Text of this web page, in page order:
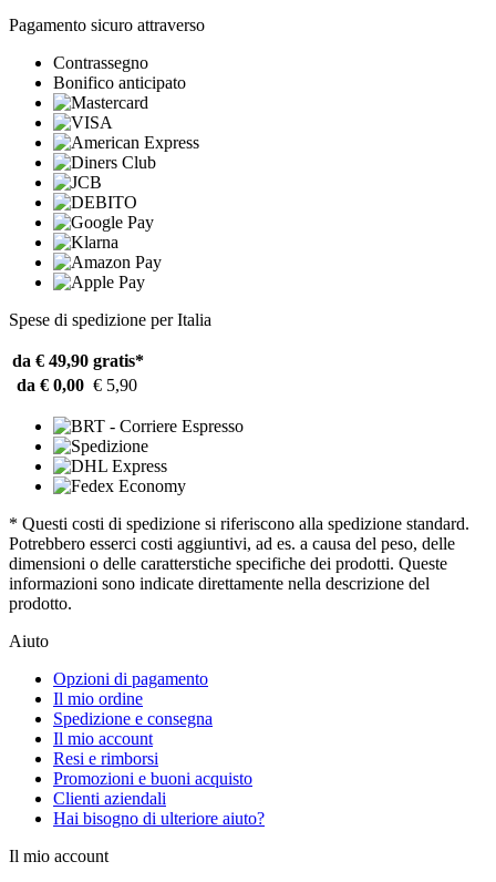
Pagamento sicuro attraverso
Contrassegno
Bonifico anticipato
Spese di spedizione per Italia
da € 49,90 gratis*
da € 0,00 € 5,90
* Questi costi di spedizione si riferiscono alla spedizione standard.
Potrebbero esserci costi aggiuntivi, ad es. a causa del peso, delle
dimensioni o delle caratterstiche specifiche dei prodotti. Queste
informazioni sono indicate direttamente nella descrizione del
prodotto.
Aiuto
Opzioni di pagamento
Il mio ordine
Spedizione e consegna
Il mio account
Resi e rimborsi
Promozioni e buoni acquisto
Clienti aziendali
Hai bisogno di ulteriore aiuto?
Il mio account